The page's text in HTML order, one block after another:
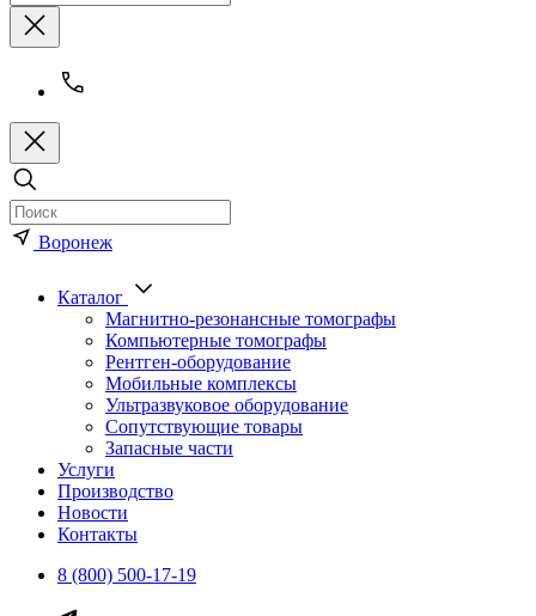
Воронеж
Каталог
Магнитно-резонансные томографы
Компьютерные томографы
Рентген-оборудование
Мобильные комплексы
Ультразвуковое оборудование
Сопутствующие товары
Запасные части
Услуги
Производство
Новости
Контакты
8 (800) 500-17-19